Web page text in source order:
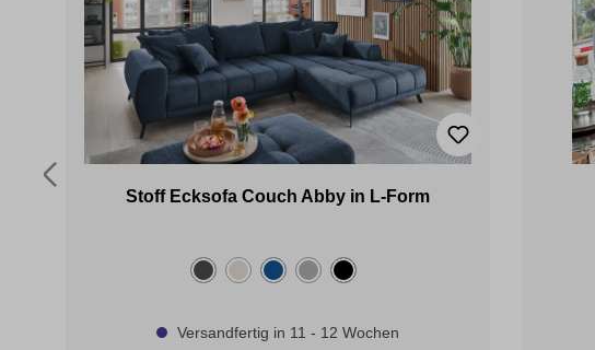
Stoff Ecksofa Couch Abby in L-Form
Versandfertig in 11 - 12 Wochen